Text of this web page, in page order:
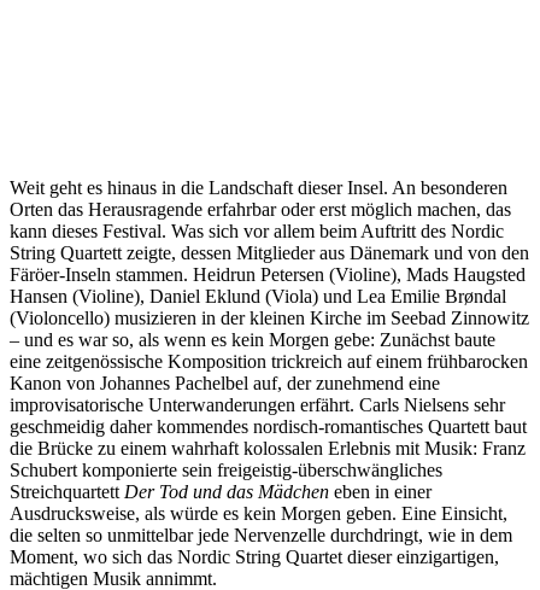
Weit geht es hinaus in die Landschaft dieser Insel. An besonderen
Orten das Herausragende erfahrbar oder erst möglich machen, das
kann dieses Festival. Was sich vor allem beim Auftritt des Nordic
String Quartett zeigte, dessen Mitglieder aus Dänemark und von den
Färöer-Inseln stammen. Heidrun Petersen (Violine), Mads Haugsted
Hansen (Violine), Daniel Eklund (Viola) und Lea Emilie Brøndal
(Violoncello) musizieren in der kleinen Kirche im Seebad Zinnowitz
– und es war so, als wenn es kein Morgen gebe: Zunächst baute
eine zeitgenössische Komposition trickreich auf einem frühbarocken
Kanon von Johannes Pachelbel auf, der zunehmend eine
improvisatorische Unterwanderungen erfährt. Carls Nielsens sehr
geschmeidig daher kommendes nordisch-romantisches Quartett baut
die Brücke zu einem wahrhaft kolossalen Erlebnis mit Musik: Franz
Schubert komponierte sein freigeistig-überschwängliches
Streichquartett Der Tod und das Mädchen eben in einer
Ausdrucksweise, als würde es kein Morgen geben. Eine Einsicht,
die selten so unmittelbar jede Nervenzelle durchdringt, wie in dem
Moment, wo sich das Nordic String Quartet dieser einzigartigen,
mächtigen Musik annimmt.